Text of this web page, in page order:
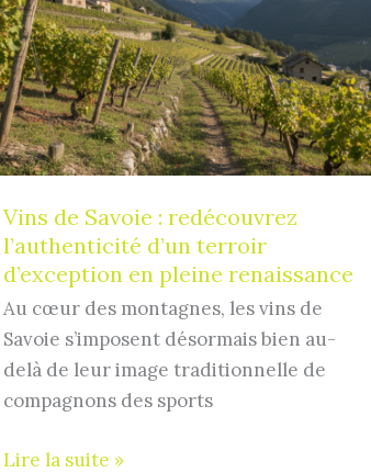
Vins de Savoie : redécouvrez
l’authenticité d’un terroir
d’exception en pleine renaissance
Au cœur des montagnes, les vins de
Savoie s’imposent désormais bien au-
delà de leur image traditionnelle de
compagnons des sports
Savoie
:
redécouvrez
l’authenticité
d’un
terroir
en
pleine
renaissance
Lire la suite »